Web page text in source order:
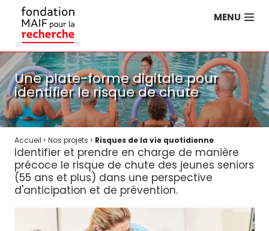
MENU
Une plate-forme digitale pour
identifier le risque de chute
Accueil › Nos projets › Risques de la vie quotidienne
Identifier et prendre en charge de manière
précoce le risque de chute des jeunes seniors
(55 ans et plus) dans une perspective
d'anticipation et de prévention.